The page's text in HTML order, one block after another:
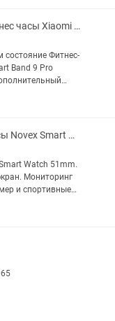
Смарт часы, фитнес часы Xiaomi Smart Band 9 Pro черный
Фитнес-
Band 9 Pro
Новые смарт часы Novex Smart Watch 51mm AMOLED
Watch 51mm.
Мониторинг
и спортивные